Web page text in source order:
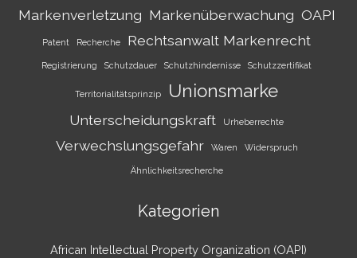
Markenverletzung Markenüberwachung OAPI
Patent Recherche Rechtsanwalt Markenrecht
Registrierung Schutzdauer Schutzhindernisse Schutzzertifikat
Territorialitätsprinzip Unionsmarke
Unterscheidungskraft Urheberrechte
Verwechslungsgefahr Waren Widerspruch
Ähnlichkeitsrecherche
Kategorien
African Intellectual Property Organization (OAPI)